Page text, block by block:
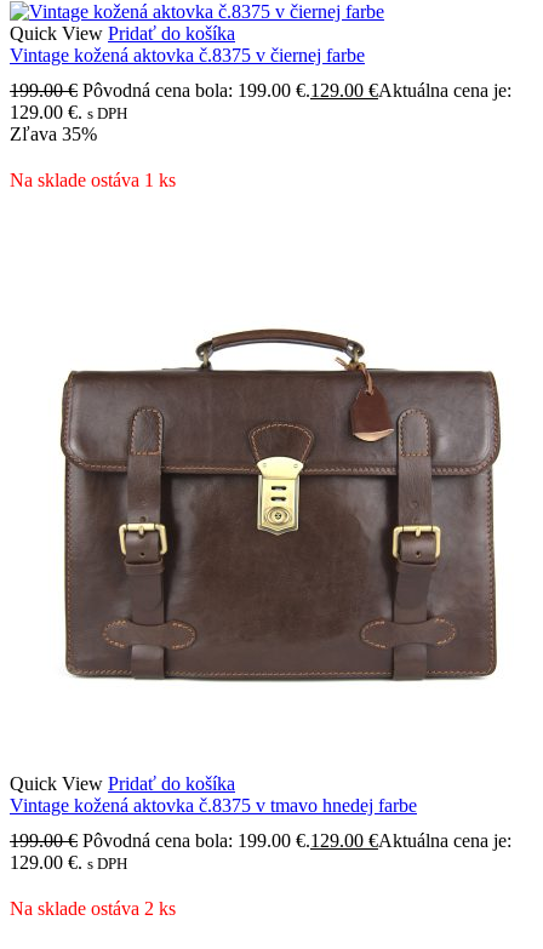
Quick View Pridať do košíka
Vintage kožená aktovka č.8375 v čiernej farbe
199.00€ Pôvodná cena bola: 199.00 €.129.00 €Aktuálna cena je:
129.00 €. s DPH
Zľava 35%
Na sklade ostáva 1 ks
Quick View Pridať do košíka
Vintage kožená aktovka č.8375 v tmavo hnedej farbe
199.00€ Pôvodná cena bola: 199.00 €.129.00 €Aktuálna cena je:
129.00 €. s DPH
Na sklade ostáva 2 ks